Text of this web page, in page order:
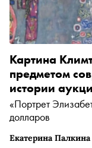
Екатерина Палкина
Картина
предметом
истории
«Портрет
долларов